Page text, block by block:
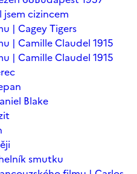
jsem cizincem
| Cagey Tigers
| Camille Claudel 1915
| Camille Claudel 1915
Blake
smutku